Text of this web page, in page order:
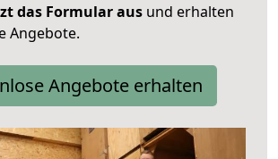
das Formular aus und erhalten
Angebote.
Angebote erhalten